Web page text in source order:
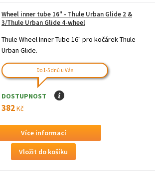
Wheel inner tube 16" - Thule Urban Glide 2 &
3/Thule Urban Glide 4-wheel
Thule Wheel Inner Tube 16" pro kočárek Thule
Urban Glide.
Do 1-5 dnů u Vás
DOSTUPNOST I
382Kč
Více informací